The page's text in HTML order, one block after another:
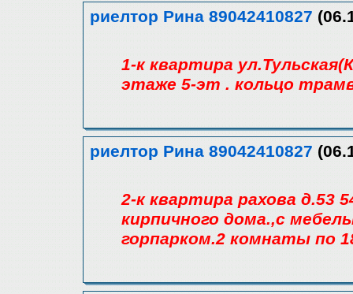
риелтор Рина 89042410827
1-к квартира
этаже 5-эт . кольцо
риелтор Рина 89042410827
2-к квартира рахова д.53
кирпичного дома.,с
горпарком.2 комнаты по